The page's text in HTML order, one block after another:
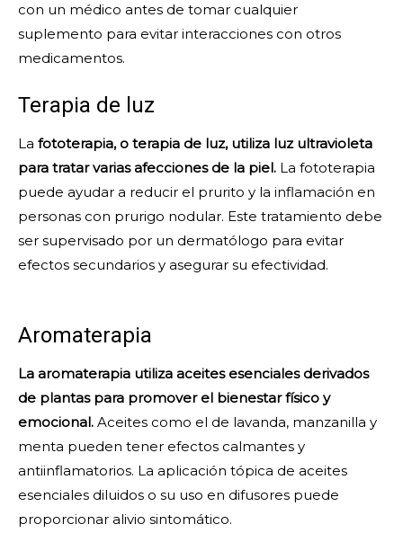
con un médico antes de tomar cualquier
suplemento para evitar interacciones con otros
medicamentos.
Terapia de luz
La fototerapia, o terapia de luz, utiliza luz ultravioleta
para tratar varias afecciones de la piel. La fototerapia
puede ayudar a reducir el prurito y la inflamación en
personas con prurigo nodular. Este tratamiento debe
ser supervisado por un dermatólogo para evitar
efectos secundarios y asegurar su efectividad.
Aromaterapia
La aromaterapia utiliza aceites esenciales derivados
de plantas para promover el bienestar físico y
emocional. Aceites como el de lavanda, manzanilla y
menta pueden tener efectos calmantes y
antiinflamatorios. La aplicación tópica de aceites
esenciales diluidos o su uso en difusores puede
proporcionar alivio sintomático.